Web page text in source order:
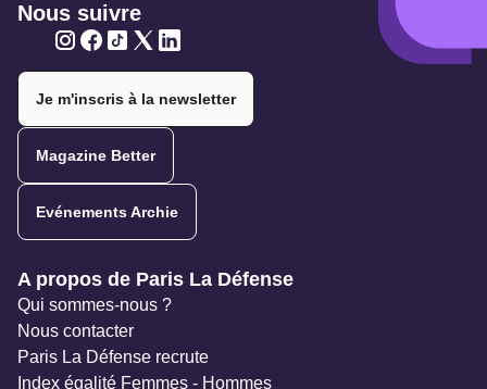
Nous suivre
Je m'inscris à la newsletter
Magazine Better
Evénements Archie
Navigation secondaire
A propos de Paris La Défense
Qui sommes-nous ?
Nous contacter
Paris La Défense recrute
Index égalité Femmes - Hommes